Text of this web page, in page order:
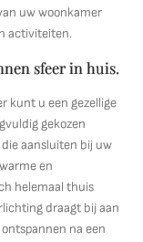
uw woonkamer
activiteiten.
sfeer in huis.
kunt u een gezellige
gekozen
aansluiten bij uw
en
helemaal thuis
draagt bij aan
na een